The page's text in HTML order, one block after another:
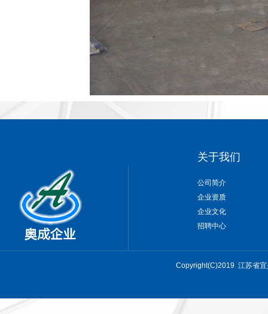
关于我们
公司简介
企业资质
企业文化
招聘中心
Copyright(C)2019 江苏省